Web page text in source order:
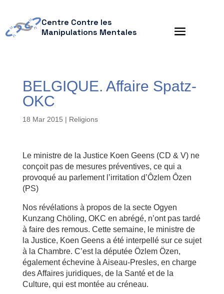
Centre Contre les
Manipulations Mentales
BELGIQUE. Affaire Spatz-
OKC
18 Mar 2015 | Religions
Le ministre de la Justice Koen Geens (CD & V) ne
conçoit pas de mesures préventives, ce qui a
provoqué au parlement l’irritation d’Ôzlem Ôzen
(PS)
Nos révélations à propos de la secte Ogyen
Kunzang Chöling, OKC en abrégé, n’ont pas tardé
à faire des remous. Cette semaine, le ministre de
la Justice, Koen Geens a été interpellé sur ce sujet
à la Chambre. C’est la députée Özlem Özen,
également échevine à Aiseau-Presles, en charge
des Affaires juridiques, de la Santé et de la
Culture, qui est montée au créneau.